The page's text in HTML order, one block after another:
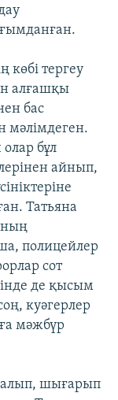
көбі тергеу
алғашқы
бас
мәлімдеген.
олар бұл
айнып,
Татьяна
полицейлер
сот
де қысым
куәгерлер
мәжбүр
алып, шығарып